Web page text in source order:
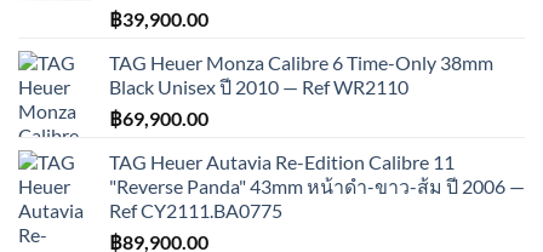
฿39,900.00
TAG Heuer Monza Calibre 6 Time-Only 38mm
Black Unisex ปี 2010 — Ref WR2110
฿69,900.00
TAG Heuer Autavia Re-Edition Calibre 11
"Reverse Panda" 43mm หน้าดำ-ขาว-ส้ม ปี 2006 —
Ref CY2111.BA0775
฿89,900.00